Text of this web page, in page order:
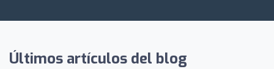
Últimos artículos del blog